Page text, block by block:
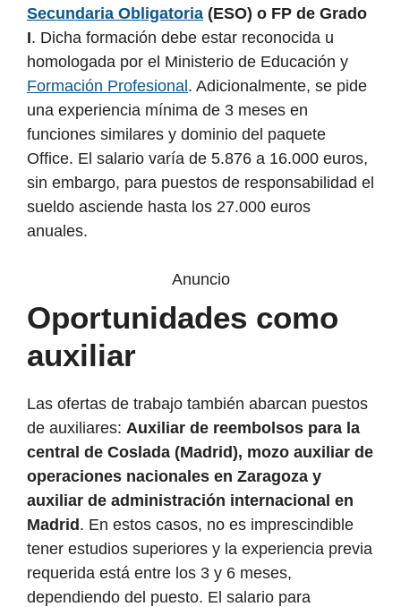
Secundaria Obligatoria (ESO) o FP de Grado
I. Dicha formación debe estar reconocida u
homologada por el Ministerio de Educación y
Formación Profesional . Adicionalmente, se pide
una experiencia mínima de 3 meses en
funciones similares y dominio del paquete
Office. El salario varía de 5.876 a 16.000 euros,
sin embargo, para puestos de responsabilidad el
sueldo asciende hasta los 27.000 euros
anuales.
Anuncio
Oportunidades como
auxiliar
Las ofertas de trabajo también abarcan puestos
de auxiliares: Auxiliar de reembolsos para la
central de Coslada (Madrid), mozo auxiliar de
operaciones nacionales en Zaragoza y
auxiliar de administración internacional en
Madrid . En estos casos, no es imprescindible
tener estudios superiores y la experiencia previa
requerida está entre los 3 y 6 meses,
dependiendo del puesto. El salario para